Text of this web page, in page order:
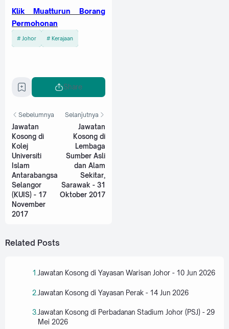
Klik Muatturun Borang
Permohonan
Johor Kerajaan
Share
Sebelumnya
Jawatan
Kosong di
Kolej
Universiti
Islam
Antarabangsa
Selangor
(KUIS) - 17
November
2017
Selanjutnya
Jawatan
Kosong di
Lembaga
Sumber Asli
dan Alam
Sekitar,
Sarawak - 31
Oktober 2017
Related Posts
Jawatan Kosong di Yayasan Warisan Johor - 10 Jun 2026
Jawatan Kosong di Yayasan Perak - 14 Jun 2026
Jawatan Kosong di Perbadanan Stadium Johor (PSJ) - 29
Mei 2026